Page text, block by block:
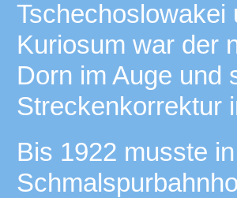
Kuriosum war der
Dorn im Auge und
Streckenkorrektur
Bis 1922 musste